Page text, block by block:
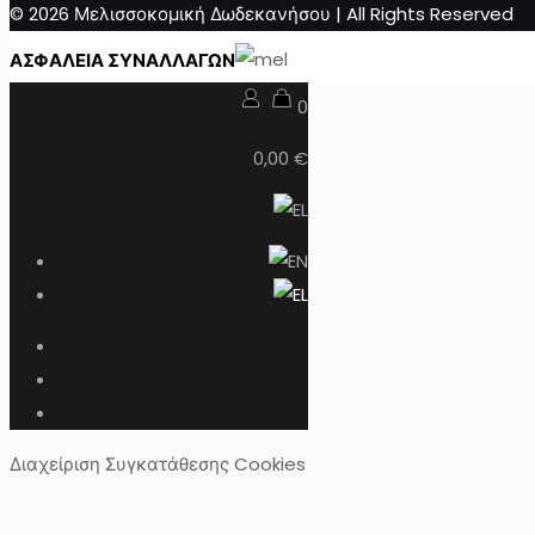
© 2026 Μελισσοκομική Δωδεκανήσου | All Rights Reserved
ΑΣΦΑΛΕΙΑ ΣΥΝΑΛΛΑΓΩΝ
0
0,00 €
Διαχείριση Συγκατάθεσης Cookies